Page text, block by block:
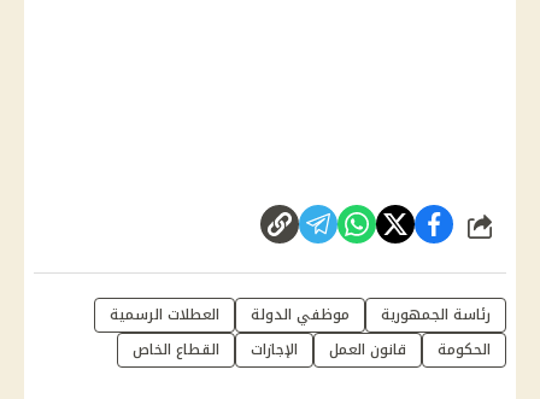
شارك
رئاسة الجمهورية موظفي الدولة
العطلات الرسمية
الحكومة
قانون العمل الإجازات القطاع الخاص